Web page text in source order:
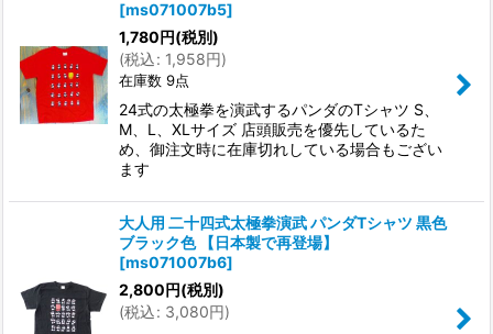
[ms071007b5]
1,780円(税別)
(税込: 1,958円)
在庫数 9点
24式の太極拳を演武するパンダのTシャツ S、
M、L、XLサイズ 店頭販売を優先しているた
め、御注文時に在庫切れしている場合もござい
ます
大人用 二十四式太極拳演武 パンダTシャツ 黒色
ブラック色 【日本製で再登場】
[ms071007b6]
2,800円(税別)
(税込: 3,080円)